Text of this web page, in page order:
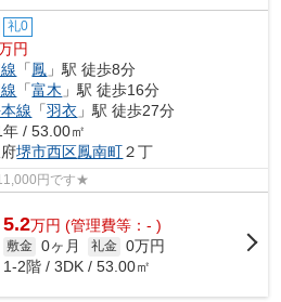
礼0
円
「鳳 」駅 徒歩8分
「富木 」駅 徒歩16分
線 「羽衣 」駅 徒歩27分
/ 53.00㎡
堺市西区鳳南町２丁
円です★
5.2万円 (管理費等：- )
敷金 0ヶ月 礼金 0万円
1-2階 / 3DK / 53.00㎡